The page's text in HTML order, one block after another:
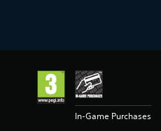
In-Game Purchases